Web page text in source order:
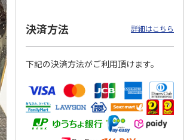
決済方法 詳細はこちら
下記の決済方法がご利用頂けます。